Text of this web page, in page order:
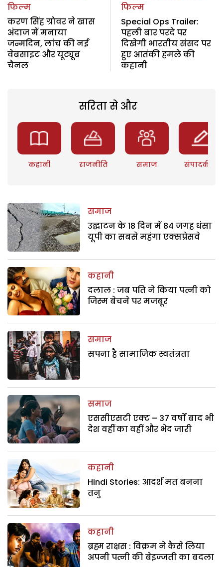
फिल्म
करण सिंह ग्रोवर ने खास
अंदाज में मनाया
जन्मदिन, लांच की नई
वेबसाइट और यूट्यूब
चैनल
फिल्म
Special Ops Trailer:
पहली बार परदे पर
दिखेगी भारतीय संसद पर
हुए आतंकी हमले की
कहानी
सरिता से और
कहानी राजनीति समाज संपादकीय
समाज
उद्घाटन के 18 दिन में 84 जगह धंसा
यूपी का सबसे महंगा एक्सप्रेसवे
कहानी
दलाल : जब पति ने किया पत्नी को
जिस्म बेचने पर मजबूर
समाज
सपना है सामाजिक स्वतंत्रता
समाज
एससीएसटी एक्ट – 37 वर्षों बाद भी
देश वहीं का वहीं और भेद जारी
कहानी
Hindi Stories: आदर्श मत बनना
तनु
कहानी
ब्रह्म राक्षस : विक्रम ने कैसे लिया
अपनी पत्नी की बेइज्जती का बदला